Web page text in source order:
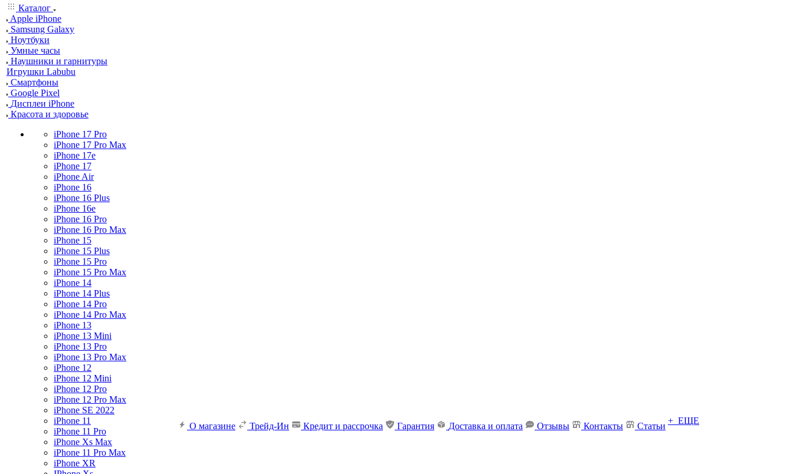
Каталог
Apple iPhone
Samsung Galaxy
Ноутбуки
Умные часы
Наушники и гарнитуры
Игрушки Labubu
Смартфоны
Google Pixel
Дисплеи iPhone
Красота и здоровье
iPhone 17 Pro
iPhone 17 Pro Max
iPhone 17e
iPhone 17
iPhone Air
iPhone 16
iPhone 16 Plus
iPhone 16e
iPhone 16 Pro
iPhone 16 Pro Max
iPhone 15
iPhone 15 Plus
iPhone 15 Pro
iPhone 15 Pro Max
iPhone 14
iPhone 14 Plus
iPhone 14 Pro
iPhone 14 Pro Max
iPhone 13
iPhone 13 Mini
iPhone 13 Pro
iPhone 13 Pro Max
iPhone 12
iPhone 12 Mini
iPhone 12 Pro
iPhone 12 Pro Max
iPhone SE 2022
iPhone 11
iPhone 11 Pro
iPhone Xs Max
iPhone 11 Pro Max
iPhone XR
О магазине Трейд-Ин Кредит и рассрочка Гарантия Доставка и оплата Отзывы Контакты Статьи
+ ЕЩЕ